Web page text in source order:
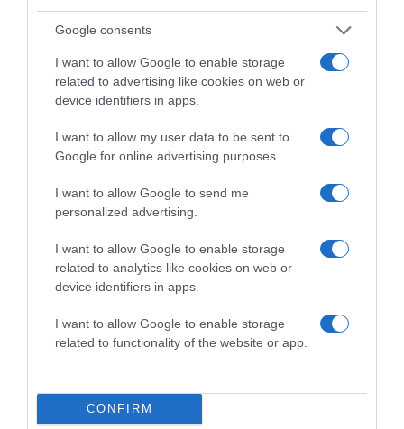
Google consents
I want to allow Google to enable storage
related to advertising like cookies on web or
device identifiers in apps.
I want to allow my user data to be sent to
Google for online advertising purposes.
I want to allow Google to send me
personalized advertising.
I want to allow Google to enable storage
related to analytics like cookies on web or
device identifiers in apps.
I want to allow Google to enable storage
related to functionality of the website or app.
CONFIRM
2026-08-06.
Ahány ház, annyi hűsítő